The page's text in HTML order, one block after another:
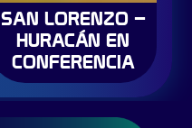
SAN LORENZO –
HURACÁN EN
CONFERENCIA